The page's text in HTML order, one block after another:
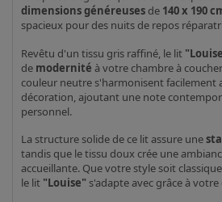
dimensions généreuses de 140 x 190
spacieux pour des nuits de repos
Revêtu d'un tissu gris raffiné, le lit
de modernité à votre chambre à
couleur neutre s'harmonisent facilement
décoration, ajoutant une note
personnel.
La structure solide de ce lit assure une
tandis que le tissu doux crée une
accueillante. Que votre style soit
le lit "Louise" s'adapte avec grâce à